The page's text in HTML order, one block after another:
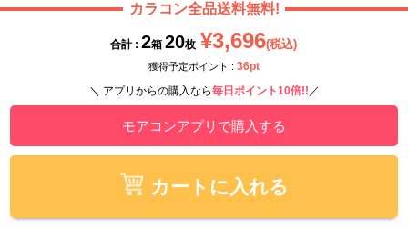
カラコン全品送料無料!
合計 : 2箱 20枚 ¥3,696(税込)
獲得予定ポイント : 36pt
＼ アプリからの購入なら毎日ポイント10倍!! ／
モアコンアプリで購入する
カートに入れる